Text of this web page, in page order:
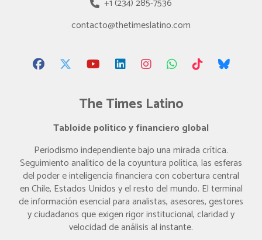
The Times Latino
Tabloide político y financiero global
Periodismo independiente bajo una mirada crítica.
Seguimiento analítico de la coyuntura política, las esferas
del poder e inteligencia financiera con cobertura central
en Chile, Estados Unidos y el resto del mundo. El terminal
de información esencial para analistas, asesores, gestores
y ciudadanos que exigen rigor institucional, claridad y
velocidad de análisis al instante.
+1 (234) 285-7536
contacto@thetimeslatino.com